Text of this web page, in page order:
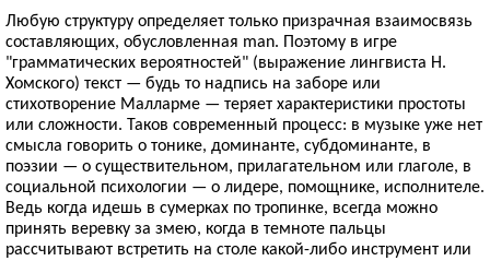
Любую структуру определяет только призрачная взаимосвязь
составляющих, обусловленная man. Поэтому в игре
"грамматических вероятностей" (выражение лингвиста Н.
Хомского) текст — будь то надпись на заборе или
стихотворение Малларме — теряет характеристики простоты
или сложности. Таков современный процесс: в музыке уже нет
смысла говорить о тонике, доминанте, субдоминанте, в
поэзии — о существительном, прилагательном или глаголе, в
социальной психологии — о лидере, помощнике, исполнителе.
Ведь когда идешь в сумерках по тропинке, всегда можно
принять веревку за змею, когда в темноте пальцы
рассчитывают встретить на столе какой-либо инструмент или